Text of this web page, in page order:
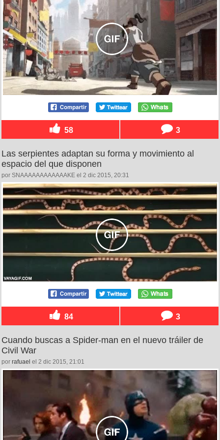
58 3
Las serpientes adaptan su forma y movimiento al
espacio del que disponen
por SNAAAAAAAAAAAAKE el 2 dic 2015, 20:31
84 3
Cuando buscas a Spider-man en el nuevo tráiler de
Civil War
por rafuael el 2 dic 2015, 21:01